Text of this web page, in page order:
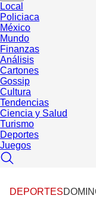
Local
Policiaca
México
Mundo
Finanzas
Análisis
Cartones
Gossip
Cultura
Tendencias
Ciencia y Salud
Turismo
Deportes
Juegos
DEPORTES